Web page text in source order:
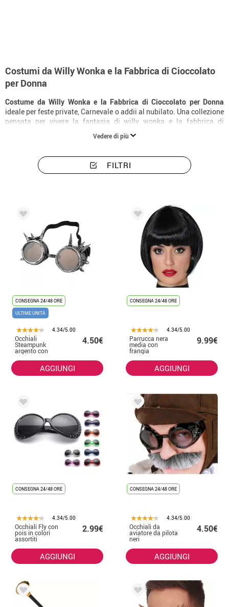
Costumi da Willy Wonka e la Fabbrica di Cioccolato
per Donna
Costume da Willy Wonka e la Fabbrica di Cioccolato per Donna
ideale per feste private, Carnevale o addii al nubilato. Una collezione
pensata per vivere la fantasia di willy wonka e la fabbrica di
cioccolato con capi resistenti, facili da indossare e con una finitura
Vedere di più
FILTRI
CONSEGNA 24/48 ORE
ULTIME UNITÀ
4.34/5.00
Occhiali
Steampunk
argento con
punte
4.50€
AGGIUNGI
CONSEGNA 24/48 ORE
4.34/5.00
Parrucca nera
media con
frangia
9.99€
AGGIUNGI
CONSEGNA 24/48 ORE
4.34/5.00
Occhiali Fly con
pois in colori
assortiti
2.99€
AGGIUNGI
CONSEGNA 24/48 ORE
4.34/5.00
Occhiali da
aviatore da pilota
neri
4.50€
AGGIUNGI